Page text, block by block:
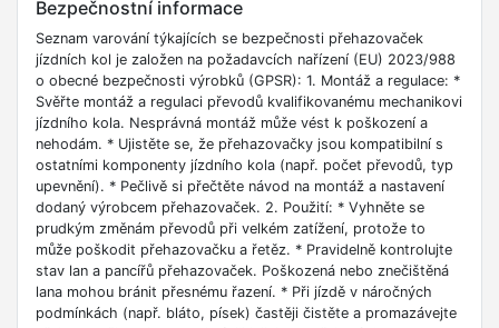
Bezpečnostní informace
Seznam varování týkajících se bezpečnosti přehazovaček
jízdních kol je založen na požadavcích nařízení (EU) 2023/988
o obecné bezpečnosti výrobků (GPSR): 1. Montáž a regulace: *
Svěřte montáž a regulaci převodů kvalifikovanému mechanikovi
jízdního kola. Nesprávná montáž může vést k poškození a
nehodám. * Ujistěte se, že přehazovačky jsou kompatibilní s
ostatními komponenty jízdního kola (např. počet převodů, typ
upevnění). * Pečlivě si přečtěte návod na montáž a nastavení
dodaný výrobcem přehazovaček. 2. Použití: * Vyhněte se
prudkým změnám převodů při velkém zatížení, protože to
může poškodit přehazovačku a řetěz. * Pravidelně kontrolujte
stav lan a pancířů přehazovaček. Poškozená nebo znečištěná
lana mohou bránit přesnému řazení. * Při jízdě v náročných
podmínkách (např. bláto, písek) častěji čistěte a promazávejte